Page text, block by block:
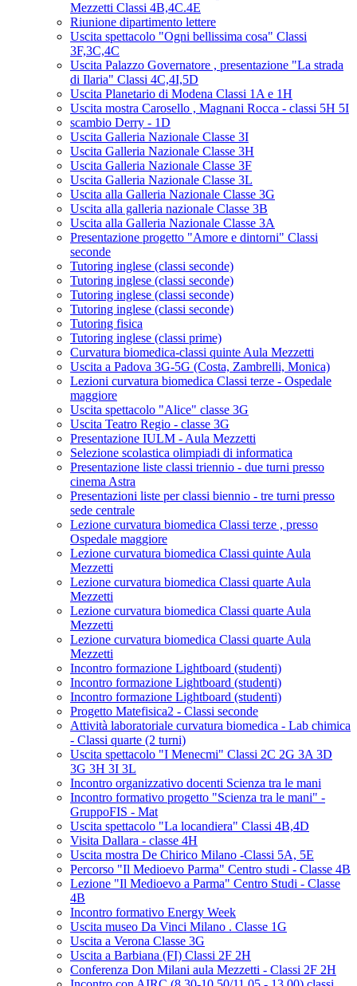
Mezzetti Classi 4B,4C.4E
Riunione dipartimento lettere
Uscita spettacolo "Ogni bellissima cosa" Classi
3F,3C,4C
Uscita Palazzo Governatore , presentazione "La strada
di Ilaria" Classi 4C,4I,5D
Uscita Planetario di Modena Classi 1A e 1H
Uscita mostra Carosello , Magnani Rocca - classi 5H 5I
scambio Derry - 1D
Uscita Galleria Nazionale Classe 3I
Uscita Galleria Nazionale Classe 3H
Uscita Galleria Nazionale Classe 3F
Uscita Galleria Nazionale Classe 3L
Uscita alla Galleria Nazionale Classe 3G
Uscita alla galleria nazionale Classe 3B
Uscita alla Galleria Nazionale Classe 3A
Presentazione progetto "Amore e dintorni" Classi
seconde
Tutoring inglese (classi seconde)
Tutoring inglese (classi seconde)
Tutoring inglese (classi seconde)
Tutoring inglese (classi seconde)
Tutoring fisica
Tutoring inglese (classi prime)
Curvatura biomedica-classi quinte Aula Mezzetti
Uscita a Padova 3G-5G (Costa, Zambrelli, Monica)
Lezioni curvatura biomedica Classi terze - Ospedale
maggiore
Uscita spettacolo "Alice" classe 3G
Uscita Teatro Regio - classe 3G
Presentazione IULM - Aula Mezzetti
Selezione scolastica olimpiadi di informatica
Presentazione liste classi triennio - due turni presso
cinema Astra
Presentazioni liste per classi biennio - tre turni presso
sede centrale
Lezione curvatura biomedica Classi terze , presso
Ospedale maggiore
Lezione curvatura biomedica Classi quinte Aula
Mezzetti
Lezione curvatura biomedica Classi quarte Aula
Mezzetti
Lezione curvatura biomedica Classi quarte Aula
Mezzetti
Lezione curvatura biomedica Classi quarte Aula
Mezzetti
Incontro formazione Lightboard (studenti)
Incontro formazione Lightboard (studenti)
Incontro formazione Lightboard (studenti)
Progetto Matefisica2 - Classi seconde
Attività laboratoriale curvatura biomedica - Lab chimica
- Classi quarte (2 turni)
Uscita spettacolo "I Menecmi" Classi 2C 2G 3A 3D
3G 3H 3I 3L
Incontro organizzativo docenti Scienza tra le mani
Incontro formativo progetto "Scienza tra le mani" -
GruppoFIS - Mat
Uscita spettacolo "La locandiera" Classi 4B,4D
Visita Dallara - classe 4H
Uscita mostra De Chirico Milano -Classi 5A, 5E
Percorso "Il Medioevo Parma" Centro studi - Classe 4B
Lezione "Il Medioevo a Parma" Centro Studi - Classe
4B
Incontro formativo Energy Week
Uscita museo Da Vinci Milano . Classe 1G
Uscita a Verona Classe 3G
Uscita a Barbiana (FI) Classi 2F 2H
Conferenza Don Milani aula Mezzetti - Classi 2F 2H